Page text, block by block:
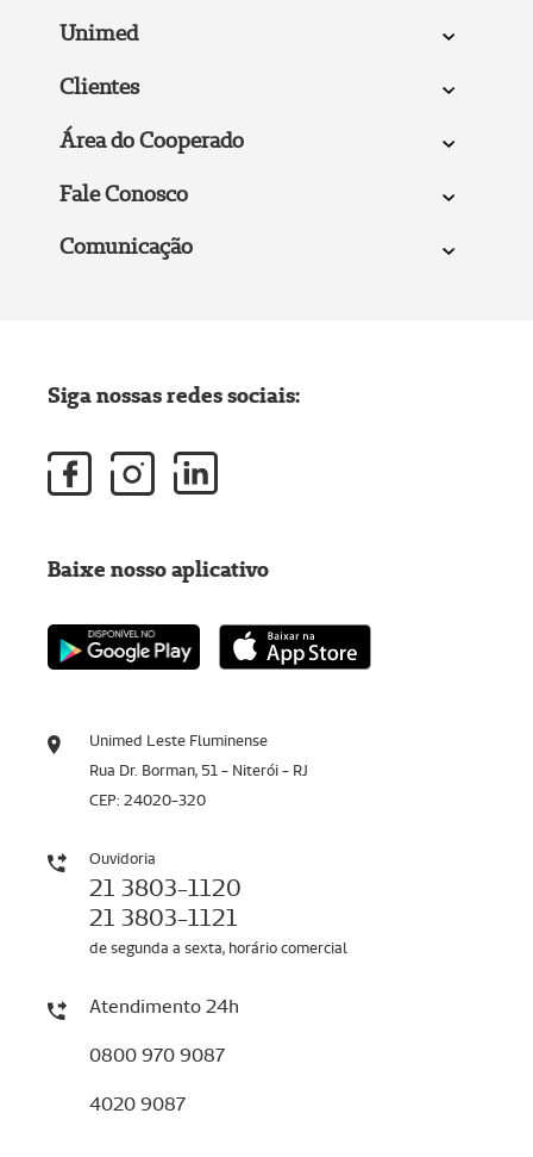
Unimed
Clientes
Área do Cooperado
Fale Conosco
Comunicação
Unimed Leste Fluminense
Rua Dr. Borman, 51 - Niterói - RJ
CEP: 24020-320
Ouvidoria
21 3803-1120
21 3803-1121
de segunda a sexta, horário comercial
Atendimento 24h
0800 970 9087
4020 9087
Siga nossas redes sociais:
Baixe nosso aplicativo